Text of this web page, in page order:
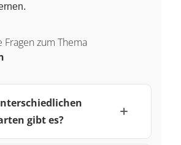
Fragen zum Thema
gibt es?